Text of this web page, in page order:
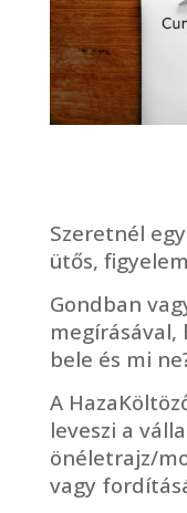
Szeretnél
ütős,
Gondban
megírásával,
bele és mi
A
leveszi a
önéletrajz/
vagy